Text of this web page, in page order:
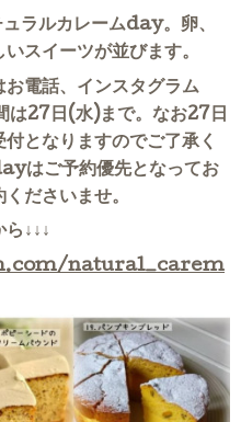
ラルカレームday。 卵、
スイーツが並びます。
お電話、インスタグラム
27日(水)まで。なお27日
となりますのでご了承く
はご予約優先となってお
ださいませ。
↓↓↓
natural_carem